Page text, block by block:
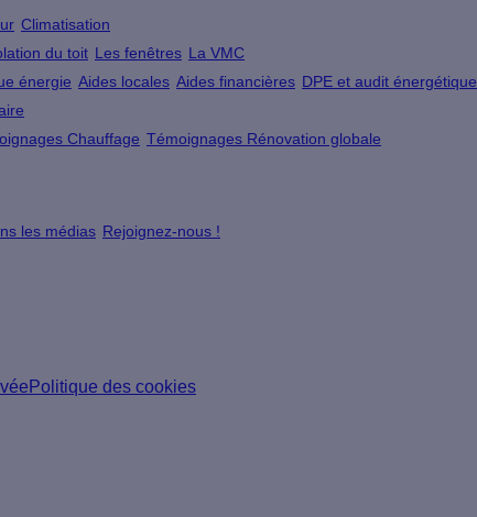
Climatisation
du toit Les fenêtres La VMC
énergie Aides locales Aides financières DPE et audit énergétique
Chauffage Témoignages Rénovation globale
les médias Rejoignez-nous !
Politique des cookies